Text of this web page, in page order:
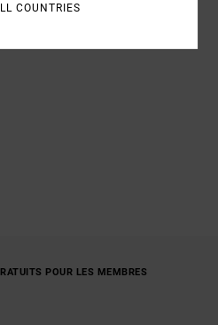
POUR LES MEMBRES
COUNTRIES